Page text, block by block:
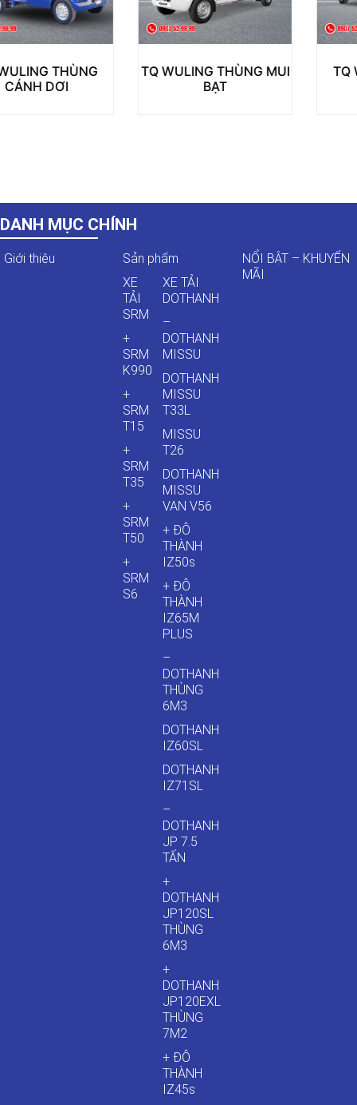
TQ WULING THÙNG MUI
TQ WULING THÙNG
DANH MỤC CHÍNH
Giới thiệu
Sản phẩm
XE
TẢI
SRM
+
SRM
K990
+
SRM
T15
+
SRM
T35
+
SRM
T50
+
SRM
S6
XE TẢI
DOTHANH
–
DOTHANH
MISSU
DOTHANH
MISSU
T33L
MISSU
T26
DOTHANH
MISSU
VAN V56
+ ĐÔ
THÀNH
IZ50s
+ ĐÔ
THÀNH
IZ65M
PLUS
–
DOTHANH
THÙNG
6M3
DOTHANH
IZ60SL
DOTHANH
IZ71SL
–
DOTHANH
JP 7.5
TẤN
+
DOTHANH
JP120SL
THÙNG
6M3
+
DOTHANH
JP120EXL
THÙNG
7M2
+ ĐÔ
THÀNH
IZ45s
NỔI BẬT – KHUYẾN
MÃI